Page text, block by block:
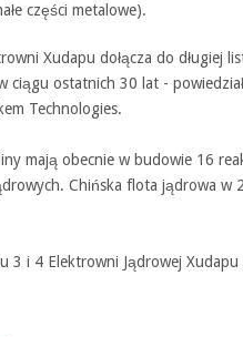
części metalowe).
Xudapu dołącza do długiej
ciągu ostatnich 30 lat -
Technologies.
mają obecnie w budowie 16
Chińska flota jądrowa w
3 i 4 Elektrowni Jądrowej Xudapu